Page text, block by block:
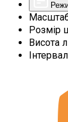
Розмір
Висота